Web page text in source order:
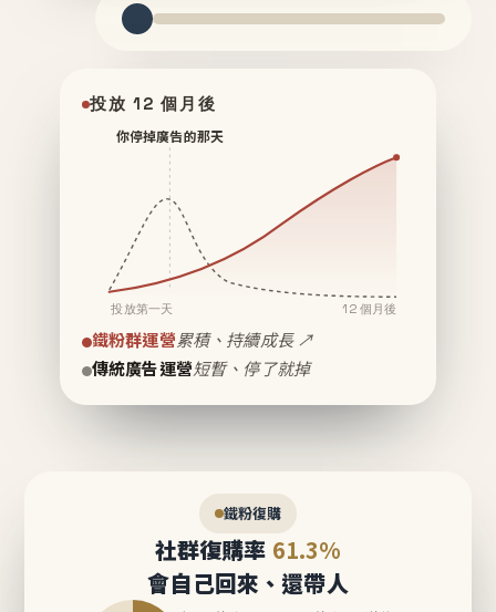
投放 12 個月後
你停掉廣告的那天
投放第一天 12 個月後
鐵粉群運營累積、持續成長 ↗
傳統廣告運營短暫、停了就掉
鐵粉復購
社群復購率 61.3%
會自己回來、還帶人